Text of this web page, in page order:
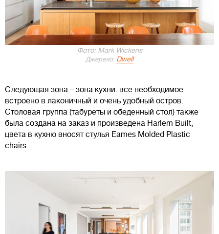
Фото: Mark Wickens
Джерело: Dwell
Следующая зона – зона кухни: все необходимое
встроено в лаконичный и очень удобный остров.
Столовая группа (табуреты и обеденный стол) также
была создана на заказ и произведена Harlem Built,
цвета в кухню вносят стулья Eames Molded Plastic
chairs.